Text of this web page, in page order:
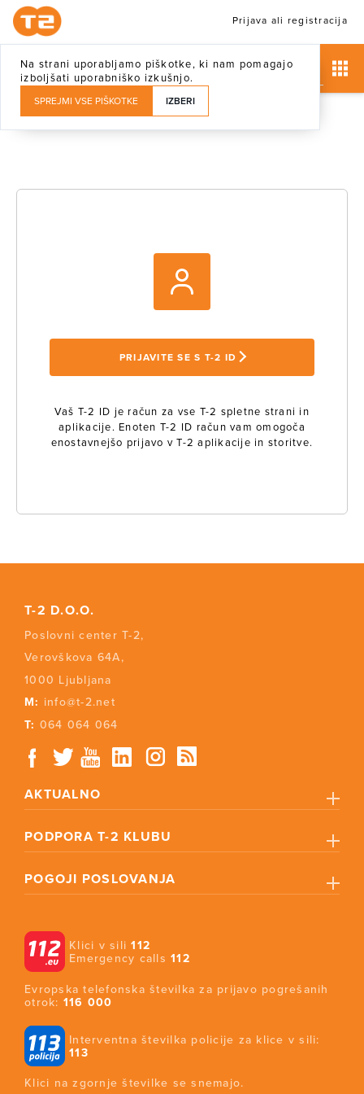
Na strani uporabljamo piškotke, ki nam pomagajo
izboljšati uporabniško izkušnjo.
SPREJMI VSE PIŠKOTKE IZBERI
Prijava ali registracija
PRIJAVITE SE S T-2 ID
Vaš T-2 ID je račun za vse T-2 spletne strani in
aplikacije. Enoten T-2 ID račun vam omogoča
enostavnejšo prijavo v T-2 aplikacije in storitve.
T-2 D.O.O.
Poslovni center T-2,
Verovškova 64A,
1000 Ljubljana
M: info@t-2.net
T: 064 064 064
AKTUALNO
PODPORA T-2 KLUBU
POGOJI POSLOVANJA
Klici v sili112
Emergency calls112
Evropska telefonska številka za prijavo pogrešanih
otrok: 116 000
Interventna številka policije za klice v sili:
113
Klici na zgornje številke se snemajo.